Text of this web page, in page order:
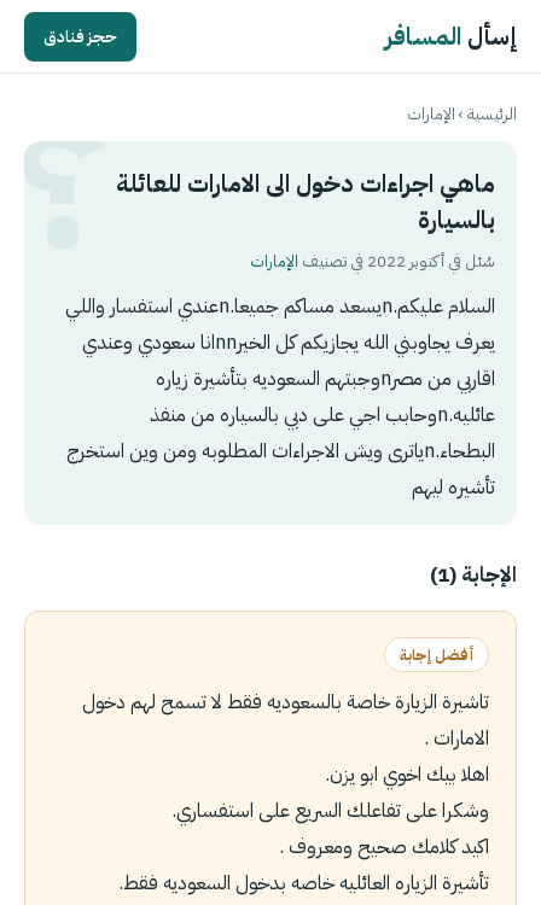
إسأل المسافر حجز فنادق
الرئيسية›الإمارات
ماهي اجراءات دخول الى الامارات للعائلة
بالسيارة
سُئل في أكتوبر 2022 في تصنيف الإمارات
السلام عليكم.nيسعد مساكم جميعا.nعندي استفسار واللي
يعرف يجاوبني الله يجازيكم كل الخيرnnانا سعودي وعندي
اقاربي من مصرnوجبتهم السعوديه بتأشيرة زياره
عائليه.nوحابب اجي على دبي بالسياره من منفذ
البطحاء.nياترى ويش الاجراءات المطلوبه ومن وين استخرج
تأشيره ليهم
الإجابة (1)
أفضل إجابة
تاشيرة الزيارة خاصة بالسعوديه فقط لا تسمح لهم دخول
الامارات .
اهلا بيك اخوي ابو يزن.
وشكرا على تفاعلك السريع على استفساري.
اكيد كلامك صحيح ومعروف .
تأشيرة الزياره العائليه خاصه بدخول السعوديه فقط.